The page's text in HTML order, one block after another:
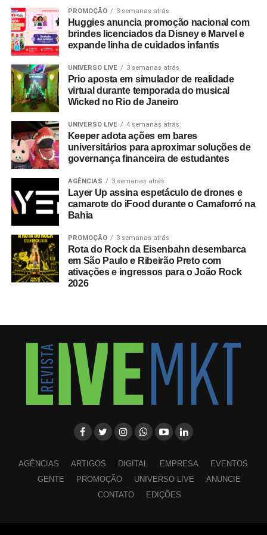
Marca Shell lança promoções com prêmios
exclusivos
NÃO PERCA
Sandella vai sortear mais de 500 prêmios
PROMOÇÃO 3 semanas atrás
Huggies anuncia promoção nacional com
brindes licenciados da Disney e Marvel e
expande linha de cuidados infantis
UNIVERSO LIVE 3 semanas atrás
Prio aposta em simulador de realidade
virtual durante temporada do musical
Wicked no Rio de Janeiro
UNIVERSO LIVE 4 semanas atrás
Keeper adota ações em bares
universitários para aproximar soluções de
governança financeira de estudantes
AGÊNCIAS 3 semanas atrás
Layer Up assina espetáculo de drones e
camarote do iFood durante o Camaforró na
Bahia
PROMOÇÃO 3 semanas atrás
Rota do Rock da Eisenbahn desembarca
em São Paulo e Ribeirão Preto com
ativações e ingressos para o João Rock
2026
AGÊNCIAS ARTIGOS DIGITAL EMPRESA
EVENTOS
GENTE
PROMOÇÃO UNIVERSO LIVE
ANUNCIE
CONTATO
EDIÇÕES